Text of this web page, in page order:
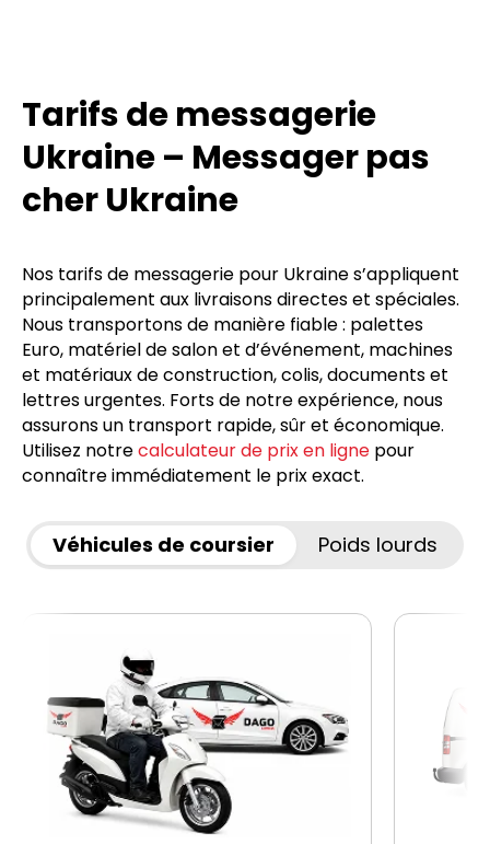
Tarifs de messagerie
Ukraine – Messager pas
cher Ukraine
Nos tarifs de messagerie pour Ukraine s’appliquent
principalement aux livraisons directes et spéciales.
Nous transportons de manière fiable : palettes
Euro, matériel de salon et d’événement, machines
et matériaux de construction, colis, documents et
lettres urgentes. Forts de notre expérience, nous
assurons un transport rapide, sûr et économique.
Utilisez notrecalculateur de prix en ligne pour
connaître immédiatement le prix exact.
Véhicules de coursier Poids lourds